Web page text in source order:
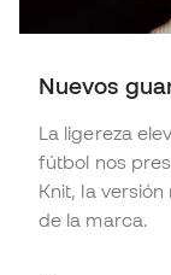
Nuevos
La ligereza
fútbol nos
Knit, la
de la marca.